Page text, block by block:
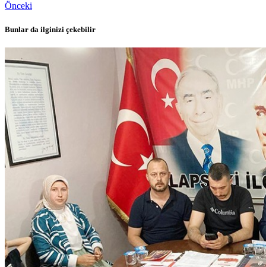
Önceki
Bunlar da ilginizi çekebilir